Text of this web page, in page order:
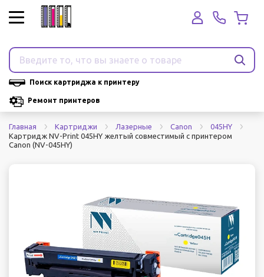
Поиск картриджа к принтеру
Ремонт принтеров
Главная Картриджи Лазерные Canon
045HY
Картридж NV-Print 045HY желтый совместимый с принтером
Canon (NV-045HY)